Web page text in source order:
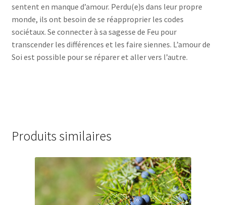
sentent en manque d’amour. Perdu(e)s dans leur propre
monde, ils ont besoin de se réapproprier les codes
sociétaux. Se connecter à sa sagesse de Feu pour
transcender les différences et les faire siennes. L’amour de
Soi est possible pour se réparer et aller vers l’autre.
Produits similaires